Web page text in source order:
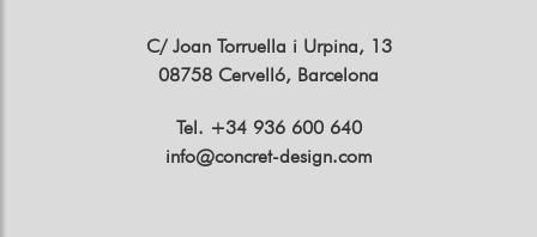
C/ Joan Torruella i Urpina, 13
08758 Cervelló, Barcelona
Tel. +34 936 600 640
info@concret-design.com